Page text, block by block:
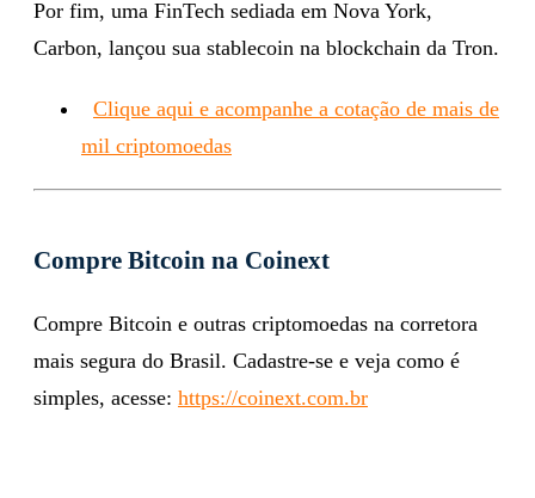
Por fim, uma FinTech sediada em Nova York,
Carbon, lançou sua stablecoin na blockchain da Tron.
Clique aqui e acompanhe a cotação de mais de
mil criptomoedas
Compre Bitcoin na Coinext
Compre Bitcoin e outras criptomoedas na corretora
mais segura do Brasil. Cadastre-se e veja como é
simples, acesse: https://coinext.com.br